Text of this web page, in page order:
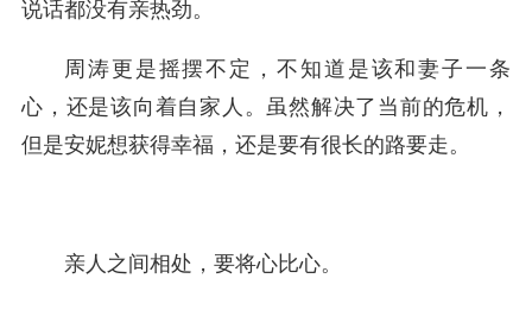
说话都没有亲热劲。
周涛更是摇摆不定，不知道是该和妻子一条
心，还是该向着自家人。虽然解决了当前的危机，
但是安妮想获得幸福，还是要有很长的路要走。
亲人之间相处，要将心比心。